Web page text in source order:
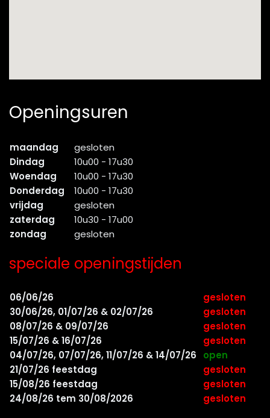
Openingsuren
maandag
gesloten
Dindag
10u00 - 17u30
Woendag
10u00 - 17u30
Donderdag
10u00 - 17u30
vrijdag
gesloten
zaterdag
10u30 - 17u00
zondag
gesloten
speciale openingstijden
06/06/26
gesloten
30/06/26, 01/07/26 & 02/07/26
gesloten
08/07/26 & 09/07/26
gesloten
15/07/26 & 16/07/26
gesloten
04/07/26, 07/07/26, 11/07/26 & 14/07/26
open
21/07/26 feestdag
gesloten
15/08/26 feestdag
gesloten
24/08/26 tem 30/08/2026
gesloten